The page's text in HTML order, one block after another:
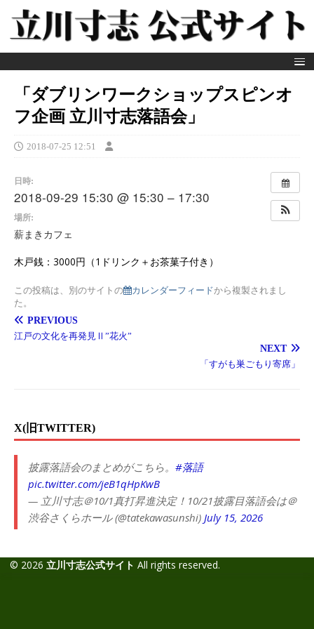
「ダブリンワークショップスピンオ
フ企画 立川寸志落語会」
2018-07-25 12:51
日時:
2018-09-29 15:30 @ 15:30 – 17:30
場所:
薪まきカフェ
木戸銭：3000円（1ドリンク＋お茶菓子付き）
この投稿は、別のサイトの カレンダーフィードから複製されまし
た。
PREVIOUS
江戸の文化を再発見Ⅱ”花火”
NEXT
「すがも巣ごもり寄席」
X(旧TWITTER)
披露落語会のまとめがこちら。 #落語
pic.twitter.com/jeB1qHpKwB
— 立川寸志＠10/1真打昇進決定！10/21披露目落語会は＠
渋谷さくらホール (@tatekawasunshi) July 15, 2026
© 2026 立川寸志公式サイト All rights reserved.